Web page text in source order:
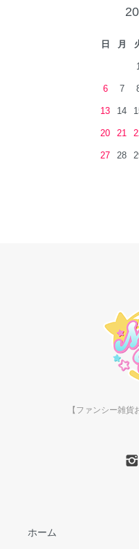
日 月
6 7
13 14
20 21
27 28
【ファンシー雑貨
ホーム